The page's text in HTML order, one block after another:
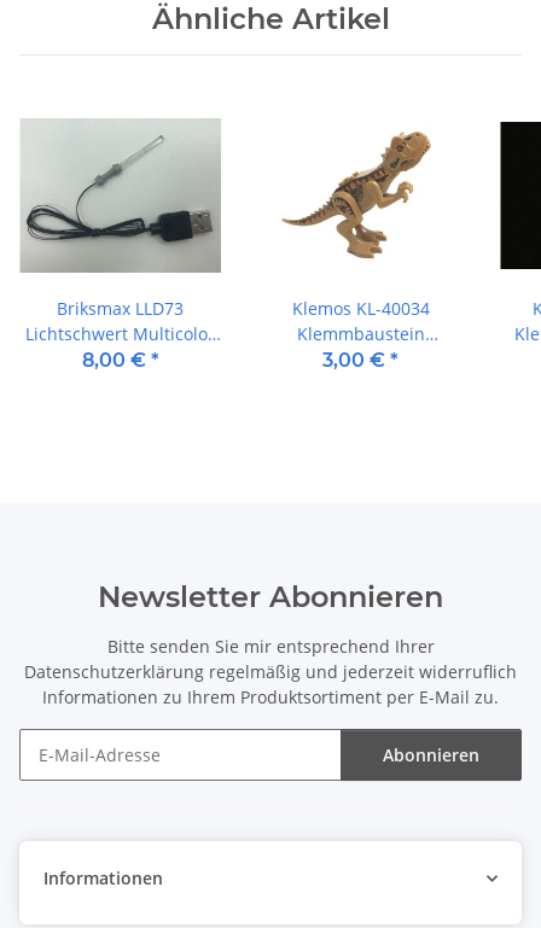
Ähnliche Artikel
Briksmax LLD73
Lichtschwert Multicolor
blinkend
8,00 € *
Klemos KL-40034
Klemmbaustein
Dinosaurier Carnotaurus
3,00 € *
Newsletter Abonnieren
Bitte senden Sie mir entsprechend Ihrer
Datenschutzerklärung regelmäßig und jederzeit widerruflich
Informationen zu Ihrem Produktsortiment per E-Mail zu.
Abonnieren
Informationen